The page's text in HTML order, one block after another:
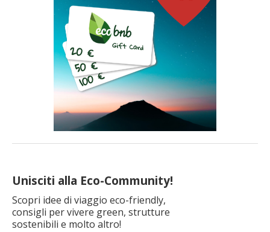
Unisciti alla Eco-Community!
Scopri idee di viaggio eco-friendly,
consigli per vivere green, strutture
sostenibili e molto altro!